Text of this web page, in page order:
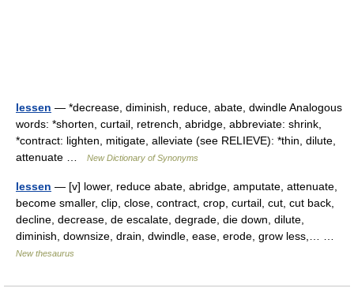
lessen — *decrease, diminish, reduce, abate, dwindle Analogous
words: *shorten, curtail, retrench, abridge, abbreviate: shrink,
*contract: lighten, mitigate, alleviate (see RELIEVE): *thin, dilute,
attenuate …
New Dictionary of Synonyms
lessen — [v] lower, reduce abate, abridge, amputate, attenuate,
become smaller, clip, close, contract, crop, curtail, cut, cut back,
decline, decrease, de escalate, degrade, die down, dilute,
diminish, downsize, drain, dwindle, ease, erode, grow less,… …
New thesaurus